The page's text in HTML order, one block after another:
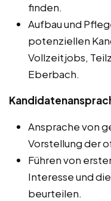
finden.
Aufbau und
potenziellen
Vollzeitjobs,
Eberbach.
Ansprache von
Vorstellung der
Führen von
Interesse und
beurteilen.